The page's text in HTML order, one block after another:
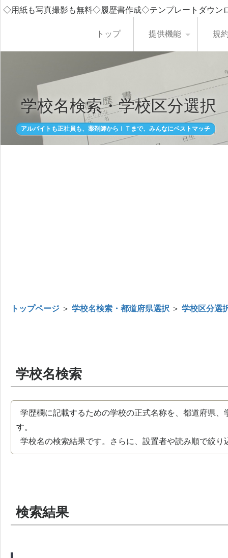
◇用紙も写真撮影も無料◇履歴書作成◇テンプレートダウ
トップ 提供機能 規
学校名検索・学校区分選択
アルバイトも正社員も、薬剤師からＩＴまで、みんなにベストマッチ
トップページ ＞ 学校名検索・都道府県選択 ＞ 学校区分選
学校名検索
学歴欄に記載するための学校の正式名称を、都道府県
す。
学校名の検索結果です。さらに、設置者や読み順で絞り
検索結果